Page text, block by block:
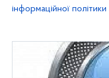
інформаційної